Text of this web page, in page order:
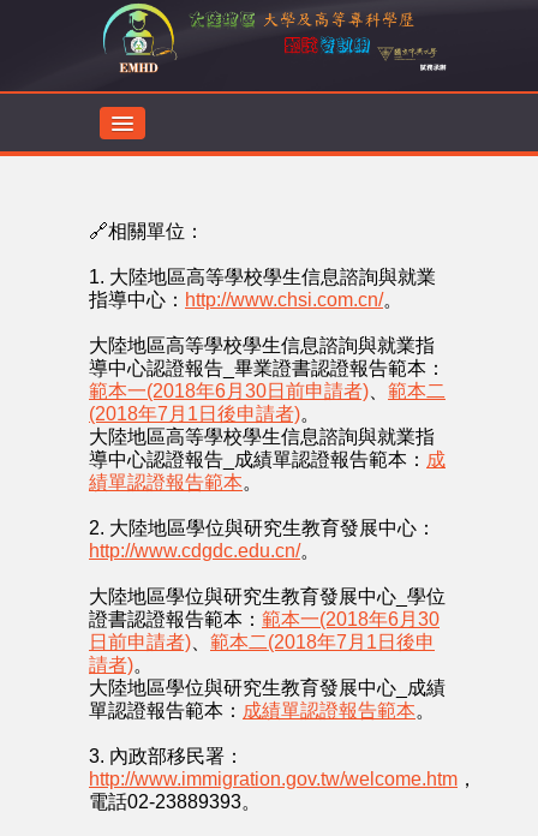
主辦學校
甄試公告
甄試服務
文件下載
廣州暨大返臺就學
聯絡我們
🔗相關單位：
1. 大陸地區高等學校學生信息諮詢與就業
指導中心： http://www.chsi.com.cn/。
大陸地區高等學校學生信息諮詢與就業指
導中心認證報告_畢業證書認證報告範本：
範本一(2018年6月30日前申請者)
範本二
(2018年7月1日後申請者)。
大陸地區高等學校學生信息諮詢與就業指
導中心認證報告_成績單認證報告範本： 成
績單認證報告範本。
2. 大陸地區學位與研究生教育發展中心：
http://www.cdgdc.edu.cn/。
大陸地區學位與研究生教育發展中心_學位
證書認證報告範本： 範本一(2018年6月30
日前申請者)
範本二(2018年7月1日後申
請者)。
大陸地區學位與研究生教育發展中心_成績
單認證報告範本： 成績單認證報告範本。
3. 內政部移民署：
http://www.immigration.gov.tw/welcome.htm ，
電話02-23889393。